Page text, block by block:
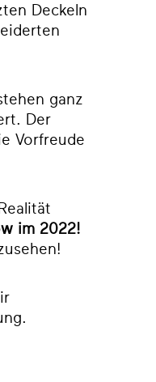
Deckeln
ganz
Der
Vorfreude
im 2022!